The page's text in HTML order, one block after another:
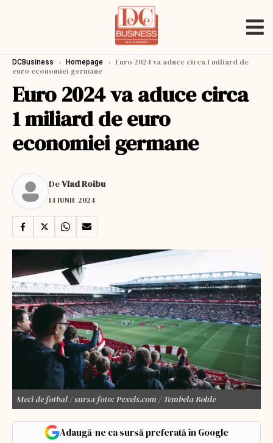
DCBusiness › Homepage › Euro 2024 va aduce circa 1 miliard de
euro economiei germane
Euro 2024 va aduce circa
1 miliard de euro
economiei germane
DeVlad Roibu
14 IUNIE 2024
Meci de fotbal / sursa foto: Pexels.com / Tembela Bohle
Adaugă-ne ca sursă preferată în Google